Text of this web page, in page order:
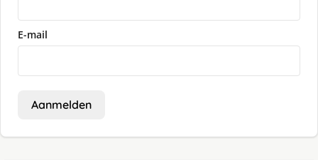
E-mail
Aanmelden